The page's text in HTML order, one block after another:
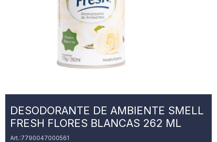
DESODORANTE DE AMBIENTE SMELL
FRESH FLORES BLANCAS 262 ML
7790047000561